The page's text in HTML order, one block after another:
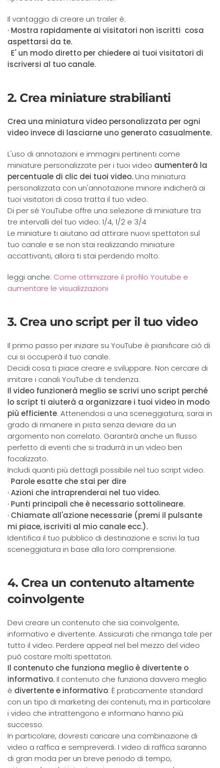
Il vantaggio di creare un trailer è:
· Mostra rapidamente ai visitatori non iscritti cosa
aspettarsi da te.
· E' un modo diretto per chiedere ai tuoi visitatori di
iscriversi al tuo canale.
2. Crea miniature strabilianti
Crea una miniatura video personalizzata per ogni
video invece di lasciarne uno generato casualmente.
L'uso di annotazioni e immagini pertinenti come
miniature personalizzate per i tuoi video aumenterà la
percentuale di clic dei tuoi video.Una miniatura
personalizzata con un'annotazione minore indicherà ai
tuoi visitatori di cosa tratta il tuo video.
Di per sé YouTube offre una selezione di miniature tra
tre intervalli del tuo video: 1/4, 1/2 e 3/4
Le miniature ti aiutano ad attirare nuovi spettatori sul
tuo canale e se non stai realizzando miniature
accattivanti, allora ti stai perdendo molto.
leggi anche: Come ottimizzare il profilo Youtube e
aumentare le visualizzazioni
3. Crea uno script per il tuo video
Il primo passo per iniziare su YouTube è pianificare ciò di
cui si occuperà il tuo canale.
Decidi cosa ti piace creare e sviluppare. Non cercare di
imitare i canali YouTube di tendenza.
Il video funzionerà meglio se scrivi uno script perché
lo script ti aiuterà a organizzare i tuoi video in modo
più efficiente. Attenendosi a una sceneggiatura, sarai in
grado di rimanere in pista senza deviare da un
argomento non correlato. Garantirà anche un flusso
perfetto di eventi che si tradurrà in un video ben
focalizzato.
Includi quanti più dettagli possibile nel tuo script video:
· Parole esatte che stai per dire
· Azioni che intraprenderai nel tuo video.
· Punti principali che è necessario sottolineare.
· Chiamate all'azione necessarie (premi il pulsante
mi piace, iscriviti al mio canale ecc.).
Identifica il tuo pubblico di destinazione e scrivi la tua
sceneggiatura in base alla loro comprensione.
4. Crea un contenuto altamente
coinvolgente
Devi creare un contenuto che sia coinvolgente,
informativo e divertente. Assicurati che rimanga tale per
tutto il video. Perdere appeal nel bel mezzo del video
può costare molti spettatori.
Il contenuto che funziona meglio è divertente o
informativo.Il contenuto che funziona davvero meglio
è divertente e informativo. È praticamente standard
con un tipo di marketing dei contenuti, ma in particolare
i video che intrattengono e informano hanno più
successo.
In particolare, dovresti caricare una combinazione di
video a raffica e sempreverdi. I video di raffica saranno
di gran moda per un breve periodo di tempo,